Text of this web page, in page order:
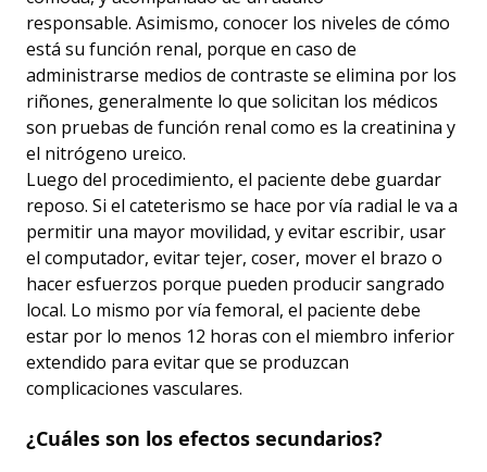
responsable. Asimismo, conocer los niveles de cómo
está su función renal, porque en caso de
administrarse medios de contraste se elimina por los
riñones, generalmente lo que solicitan los médicos
son pruebas de función renal como es la creatinina y
el nitrógeno ureico.
Luego del procedimiento, el paciente debe guardar
reposo. Si el cateterismo se hace por vía radial le va a
permitir una mayor movilidad, y evitar escribir, usar
el computador, evitar tejer, coser, mover el brazo o
hacer esfuerzos porque pueden producir sangrado
local. Lo mismo por vía femoral, el paciente debe
estar por lo menos 12 horas con el miembro inferior
extendido para evitar que se produzcan
complicaciones vasculares.
¿Cuáles son los efectos secundarios?